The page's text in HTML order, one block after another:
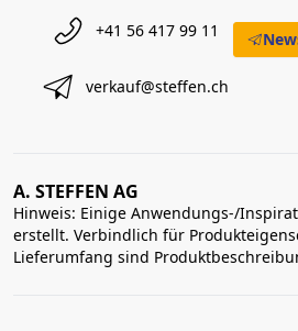
+41 56 417 99 11
verkauf@steffen.ch
A. STEFFEN AG
Hinweis: Einige Anwendungs-/
erstellt. Verbindlich für
Lieferumfang sind